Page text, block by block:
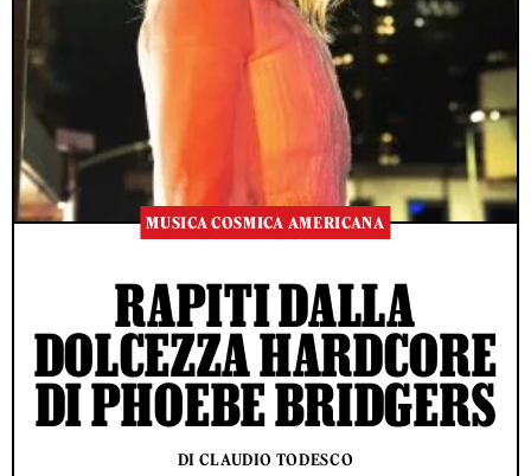
MUSICA COSMICA AMERICANA
RAPITI DALLA
DOLCEZZA HARDCORE
DI PHOEBE BRIDGERS
DI CLAUDIO TODESCO